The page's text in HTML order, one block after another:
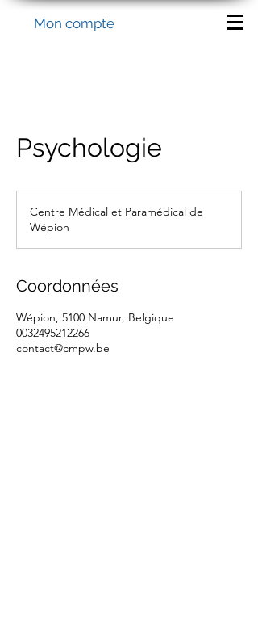
Mon compte
Psychologie
Centre Médical et Paramédical de
Wépion
Coordonnées
Wépion, 5100 Namur, Belgique
0032495212266
contact@cmpw.be